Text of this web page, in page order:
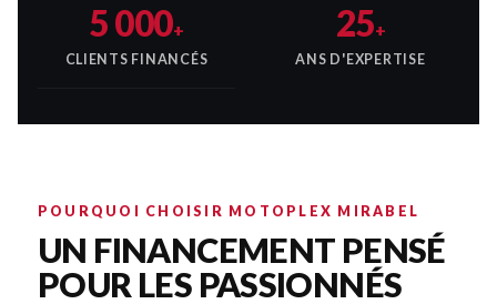
5 000+
CLIENTS FINANCÉS
25+
ANS D'EXPERTISE
POURQUOI CHOISIR MOTOPLEX MIRABEL
UN FINANCEMENT PENSÉ
POUR LES PASSIONNÉS